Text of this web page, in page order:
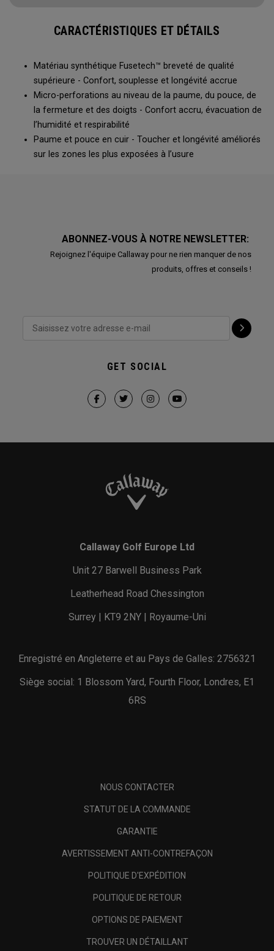
CARACTÉRISTIQUES ET DÉTAILS
Matériau synthétique Fusetech™ breveté de qualité
supérieure - Confort, souplesse et longévité accrue
Micro-perforations au niveau de la paume, du pouce, de
la fermeture et des doigts - Confort accru, évacuation de
l’humidité et respirabilité
Paume et pouce en cuir - Toucher et longévité améliorés
sur les zones les plus exposées à l’usure
ABONNEZ-VOUS À NOTRE NEWSLETTER:
Rejoignez l'équipe Callaway pour ne rien manquer de nos
produits, offres et conseils !
GET SOCIAL
Callaway Golf Europe Ltd
Unit 27 Barwell Business Park
Leatherhead Road Chessington
Surrey | KT9 2NY | Royaume-Uni
Enregistré en Angleterre et au Pays de Galles: 2756321
Siège social: 1 Blossom Yard, Fourth Floor, Londres, E1
6RS
NOUS CONTACTER
STATUT DE LA COMMANDE
GARANTIE
AVERTISSEMENT ANTI-CONTREFAÇON
POLITIQUE D'EXPÉDITION
POLITIQUE DE RETOUR
OPTIONS DE PAIEMENT
TROUVER UN DÉTAILLANT